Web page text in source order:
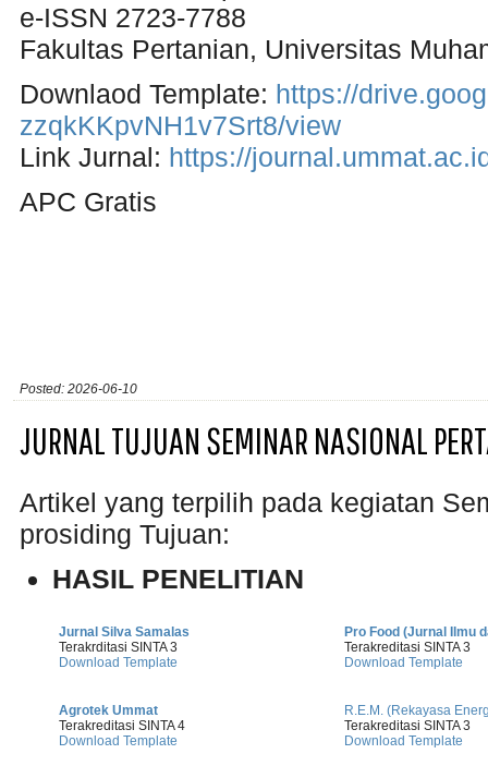
e-ISSN 2723-7788
Fakultas Pertanian, Universitas
Downlaod Template: https://
zzqkKKpvNH1v7Srt8/view
Link Jurnal: https://
APC Gratis
Posted: 2026-06-10
JURNAL TUJUAN SEMINAR NASIONAL
Artikel yang terpilih pada kegiatan
prosiding Tujuan:
HASIL PENELITIAN
Jurnal Silva Samalas
Terakrditasi SINTA 3
Download Template
Pro Food (Jurnal Ilmu
Terakreditasi SINTA 3
Download Template
Agrotek Ummat
Terakreditasi SINTA 4
Download Template
R.E.M. (Rekayasa
Terakreditasi SINTA 3
Download Template